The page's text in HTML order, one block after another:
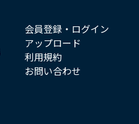
会員登録・ログイン
アップロード
利用規約
お問い合わせ